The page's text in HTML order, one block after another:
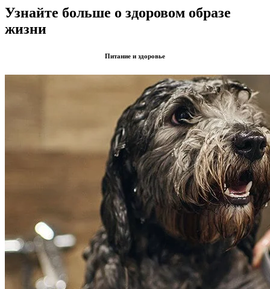
Узнайте больше о здоровом образе
жизни
Питание и здоровье